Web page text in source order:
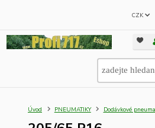
CZK
Úvod PNEUMATIKY Dodávkové